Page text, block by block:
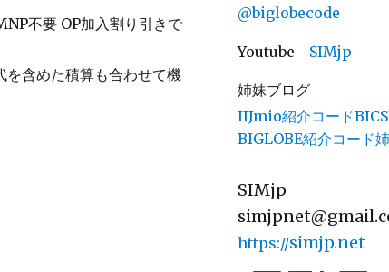
不要 OP加入割り引きで
含めた積算も合わせて機
@biglobecode
Youtube SIMjp
姉妹ブログ
IIJmio紹介コード
BIGLOBE紹介コード
SIMjp
https://simjp.net